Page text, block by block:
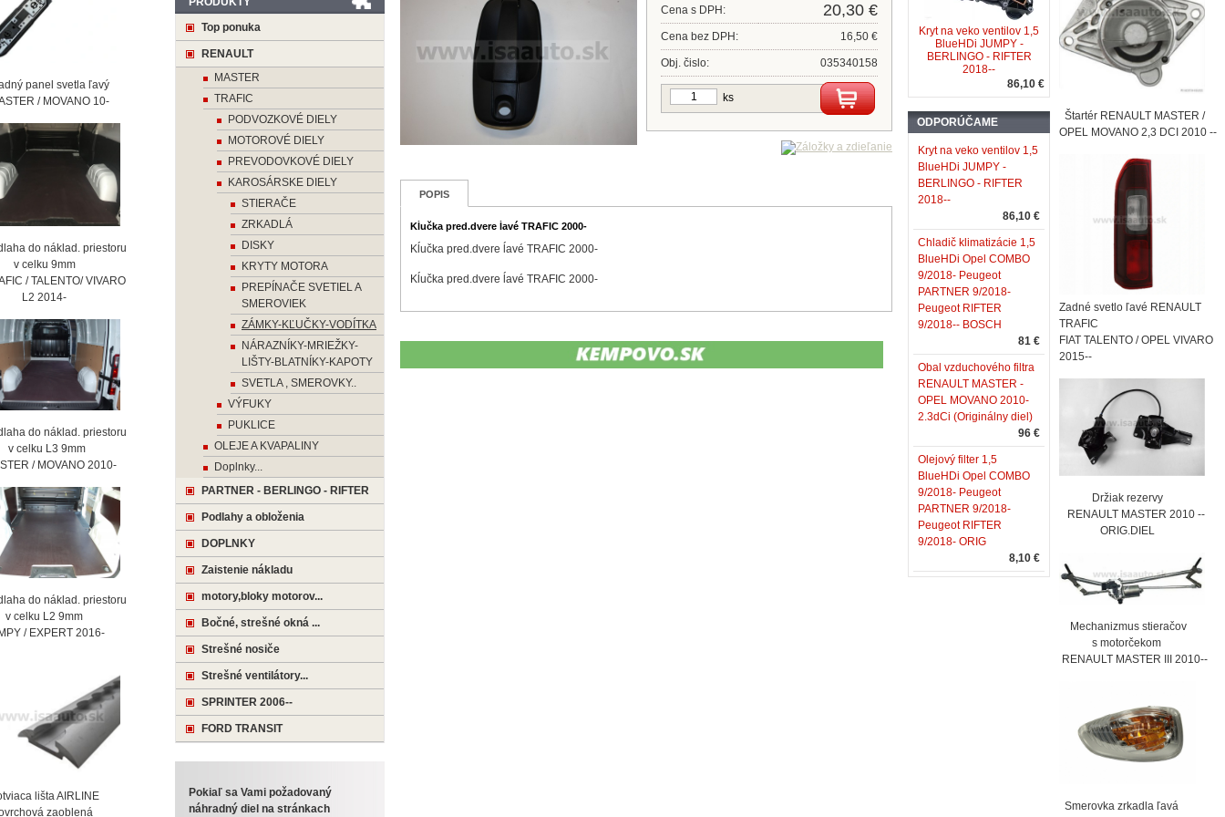
Cena s DPH: 20,30 €
Cena bez DPH: 16,50 €
Obj. čislo: 035340158
ks
POPIS
Kĺučka pred.dvere ĺavé TRAFIC 2000-
Kĺučka pred.dvere ĺavé TRAFIC 2000-
Kĺučka pred.dvere ĺavé TRAFIC 2000-
Kryt na veko ventilov 1,5
BlueHDi JUMPY -
BERLINGO - RIFTER
2018--
86,10 €
ODPORÚČAME
Kryt na veko ventilov 1,5
BlueHDi JUMPY -
BERLINGO - RIFTER
2018--
86,10 €
Chladič klimatizácie 1,5
BlueHDi Opel COMBO
9/2018- Peugeot
PARTNER 9/2018-
Peugeot RIFTER
9/2018-- BOSCH
81 €
Obal vzduchového filtra
RENAULT MASTER -
OPEL MOVANO 2010-
2.3dCi (Originálny diel)
96 €
Olejový filter 1,5
BlueHDi Opel COMBO
9/2018- Peugeot
PARTNER 9/2018-
Peugeot RIFTER
9/2018- ORIG
8,10 €
Top ponuka
RENAULT
MASTER
TRAFIC
PODVOZKOVÉ DIELY
MOTOROVÉ DIELY
PREVODOVKOVÉ DIELY
KAROSÁRSKE DIELY
STIERAČE
ZRKADLÁ
DISKY
KRYTY MOTORA
PREPÍNAČE SVETIEL A
SMEROVIEK
ZÁMKY-KĽUČKY-VODÍTKA
NÁRAZNÍKY-MRIEŽKY-
LIŠTY-BLATNÍKY-KAPOTY
SVETLA , SMEROVKY..
VÝFUKY
PUKLICE
OLEJE A KVAPALINY
Doplnky...
PARTNER - BERLINGO - RIFTER
Podlahy a obloženia
DOPLNKY
Zaistenie nákladu
motory,bloky motorov...
Bočné, strešné okná ...
Strešné nosiče
Strešné ventilátory...
SPRINTER 2006--
FORD TRANSIT
Pokiaľ sa Vami požadovaný
náhradný diel na stránkach
panel svetla ľavý
/ MOVANO 10-
do náklad. priestoru
9mm
/ TALENTO/ VIVARO
2014-
do náklad. priestoru
L3 9mm
/ MOVANO 2010-
do náklad. priestoru
L2 9mm
/ EXPERT 2016-
lišta AIRLINE
zaoblená
Štartér RENAULT MASTER /
OPEL MOVANO 2,3 DCI 2010 --
Zadné svetlo ľavé RENAULT
TRAFIC
FIAT TALENTO / OPEL VIVARO
2015--
Držiak rezervy
RENAULT MASTER 2010 --
ORIG.DIEL
Mechanizmus stieračov
s motorčekom
RENAULT MASTER III 2010--
Smerovka zrkadla ľavá